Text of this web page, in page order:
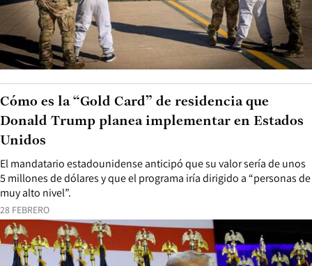
28 FEBRERO
El mandatario estadounidense anticipó que su valor sería de unos
5 millones de dólares y que el programa iría dirigido a “personas de
muy alto nivel”.
Cómo es la “Gold Card” de residencia que
Donald Trump planea implementar en Estados
Unidos